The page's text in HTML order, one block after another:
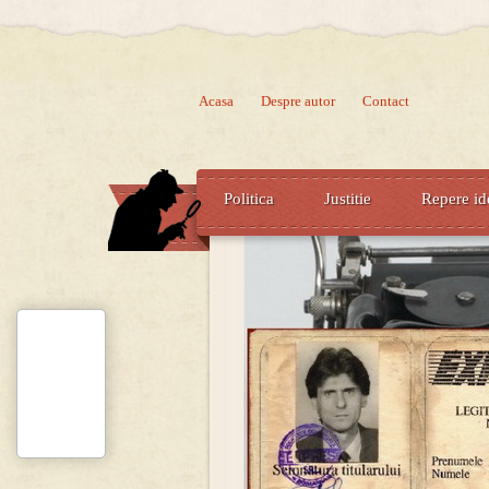
Acasa Despre autor Contact
Politica Justitie Repere